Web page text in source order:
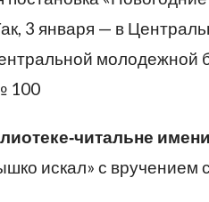
3 января — в
молодежной
100
искал» с вручением